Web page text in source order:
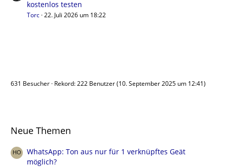
kostenlos testen
Torc 22. Juli 2026 um 18:22
631 Besucher Rekord: 222 Benutzer (10. September 2025 um 12:41)
Neue Themen
WhatsApp: Ton aus nur für 1 verknüpftes Geät
möglich?